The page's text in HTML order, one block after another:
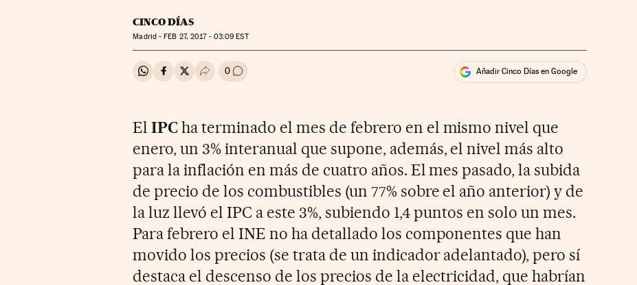
CINCO DÍAS
Madrid -FEB 27, 2017 - 03:09 EST
Compartir en Whatsapp
Compartir en Facebook
Compartir en Twitter
Desplegar Redes Sociales
0 Ir a los comentarios Añadir Cinco Días en Google
ElIPCha terminado el mes de febrero en el mismo nivel que
enero, un 3% interanual que supone, además, el nivel más alto
para la inflación en más de cuatro años. El mes pasado, la subida
de precio de los combustibles (un 77% sobre el año anterior) y de
la luz llevó el IPC a este 3%, subiendo 1,4 puntos en solo un mes.
Para febrero el INE no ha detallado los componentes que han
movido los precios (se trata de un indicador adelantado), pero sí
destaca el descenso de los precios de la electricidad, que habrían